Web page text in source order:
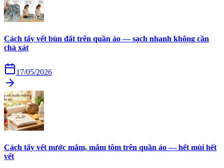
Cách tẩy vết bùn đất trên quần áo — sạch nhanh không cần
chà xát
17/05/2026
Cách tẩy vết nước mắm, mắm tôm trên quần áo — hết mùi hết
vết